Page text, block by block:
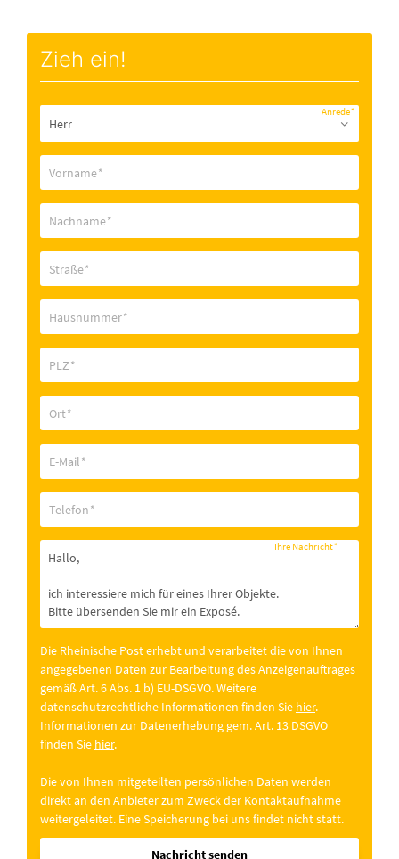
Zieh ein!
Anrede*
Vorname*
Nachname*
Straße*
Hausnummer*
PLZ*
Ort*
E-Mail*
Telefon*
Ihre Nachricht*
Die Rheinische Post erhebt und verarbeitet die von Ihnen
angegebenen Daten zur Bearbeitung des Anzeigenauftrages
gemäß Art. 6 Abs. 1 b) EU-DSGVO. Weitere
datenschutzrechtliche Informationen finden Sie hier.
Informationen zur Datenerhebung gem. Art. 13 DSGVO
finden Sie hier.
Die von Ihnen mitgeteilten persönlichen Daten werden
direkt an den Anbieter zum Zweck der Kontaktaufnahme
weitergeleitet. Eine Speicherung bei uns findet nicht statt.
Nachricht senden